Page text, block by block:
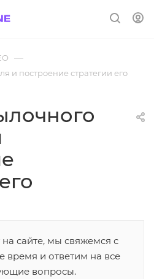
—
и построение стратегии его
сайте, мы свяжемся с
время и ответим на все
вопросы.